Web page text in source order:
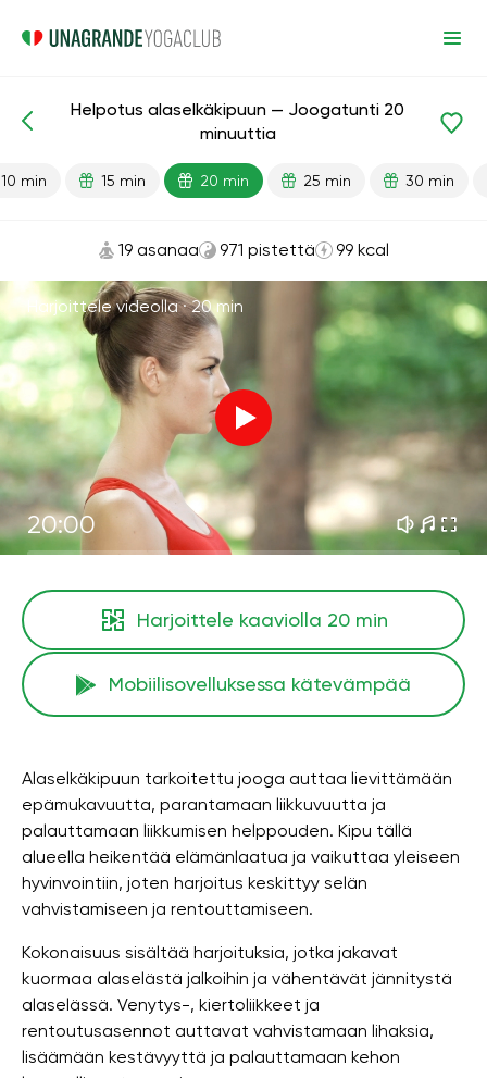
Takaisin
Helpotus alaselkäkipuun — Joogatunti 20
minuuttia
10 min 15 min 20 min 25 min 30 min
19 asanaa 971 pistettä 99 kcal
Harjoittele videolla ·20 min
20:00
Harjoittele kaaviolla 20 min
Mobiilisovelluksessa kätevämpää
Alaselkäkipuun tarkoitettu jooga auttaa lievittämään
epämukavuutta, parantamaan liikkuvuutta ja
palauttamaan liikkumisen helppouden. Kipu tällä
alueella heikentää elämänlaatua ja vaikuttaa yleiseen
hyvinvointiin, joten harjoitus keskittyy selän
vahvistamiseen ja rentouttamiseen.
Kokonaisuus sisältää harjoituksia, jotka jakavat
kuormaa alaselästä jalkoihin ja vähentävät jännitystä
alaselässä. Venytys-, kiertoliikkeet ja
rentoutusasennot auttavat vahvistamaan lihaksia,
lisäämään kestävyyttä ja palauttamaan kehon